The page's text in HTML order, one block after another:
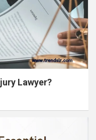
Lawyer?